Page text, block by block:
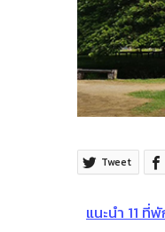
Tweet
แนะนำ 11 ที่